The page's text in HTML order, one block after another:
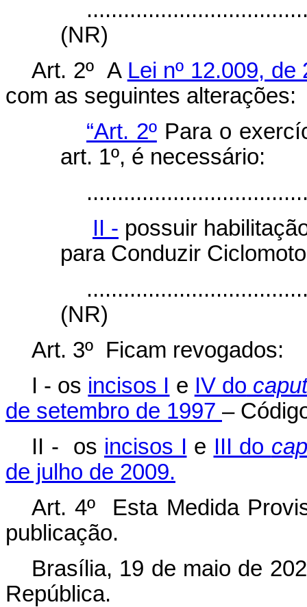
(NR)
Art. 2ºA Lei nº 12.009,
com as seguintes alterações:
“Art. 2ºPara o
art. 1º, é necessário:
II - possuir
para Conduzir
(NR)
Art. 3º Ficam revogados:
I - os incisos I e IV do
de setembro de 1997 –
II - os incisos I e III do
de julho de 2009.
Art. 4º Esta Medida
publicação.
Brasília, 19 de maio de
República.